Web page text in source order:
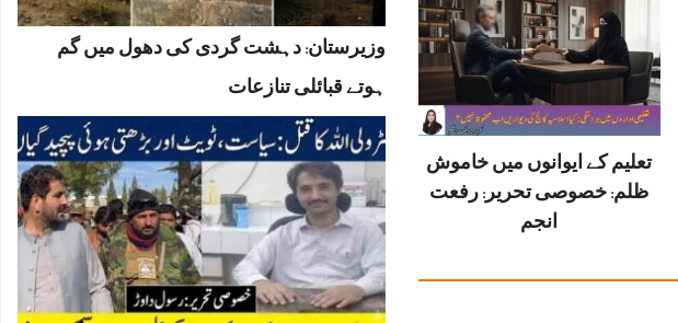
تعلیم کے ایوانوں میں خاموش
ظلم: خصوصی تحریر: رفعت
انجم
وزیرستان: دہشت گردی کی دھول میں گم
ہوتے قبائلی تنازعات